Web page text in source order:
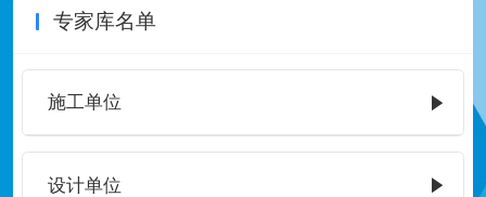
专家库名单
施工单位
设计单位